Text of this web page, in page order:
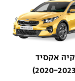
קיה אקסיד